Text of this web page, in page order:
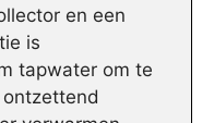
en een
is
tapwater om te